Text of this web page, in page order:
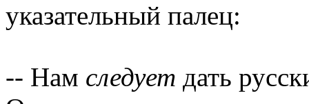
указательный палец:
-- Нам следует дать